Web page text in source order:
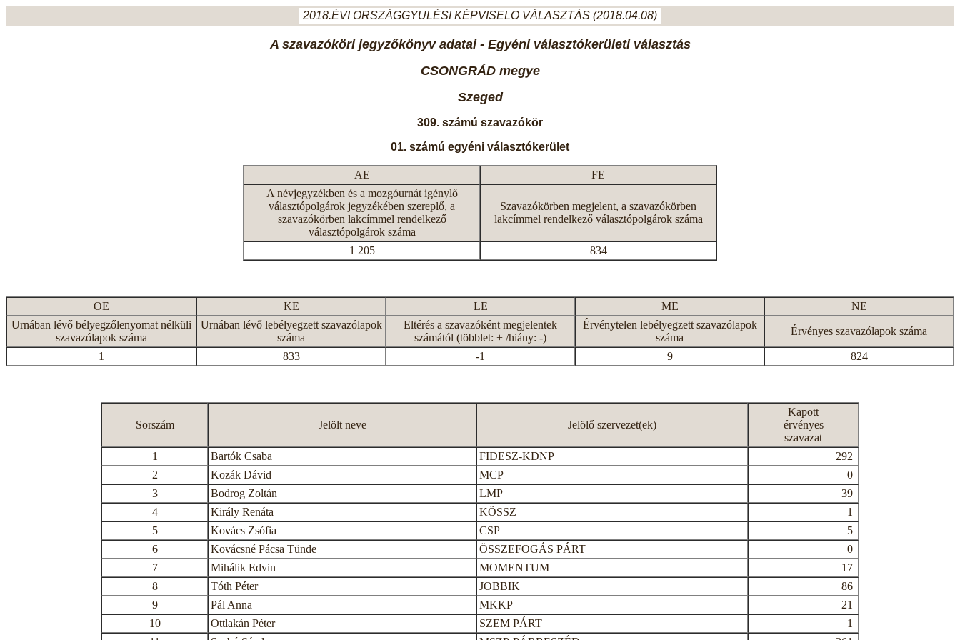
2018.ÉVI ORSZÁGGYULÉSI KÉPVISELO VÁLASZTÁS (2018.04.08)
A szavazóköri jegyzőkönyv adatai - Egyéni választókerületi választás
CSONGRÁD megye
Szeged
309. számú szavazókör
01. számú egyéni választókerület
AE
FE
A névjegyzékben és a mozgóurnát igénylő
választópolgárok jegyzékében szereplő, a
szavazókörben lakcímmel rendelkező
választópolgárok száma
Szavazókörben megjelent, a szavazókörben
lakcímmel rendelkező választópolgárok száma
1 205 834
OE KE LE ME
NE
Urnában lévő bélyegzőlenyomat nélküli
szavazólapok száma
Urnában lévő lebélyegzett szavazólapok
száma
Eltérés a szavazóként megjelentek
számától (többlet: + /hiány: -)
Érvénytelen lebélyegzett szavazólapok
száma
Érvényes szavazólapok száma
1 833 -1 9 824
Sorszám Jelölt neve Jelölő szervezet(ek)
Kapott
érvényes
szavazat
1
Bartók Csaba FIDESZ-KDNP
292
2
Kozák Dávid MCP
0
3
Bodrog Zoltán LMP
39
4
Király Renáta KÖSSZ
1
5
Kovács Zsófia CSP
5
6
Kovácsné Pácsa Tünde ÖSSZEFOGÁS PÁRT
0
7
Mihálik Edvin MOMENTUM
17
8
Tóth Péter JOBBIK
86
9
Pál Anna MKKP
21
10
Ottlakán Péter SZEM PÁRT
1